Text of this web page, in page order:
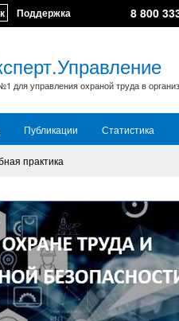
Поддержка 8 800
для управления охраной труда в
Публикации Статистика
практика